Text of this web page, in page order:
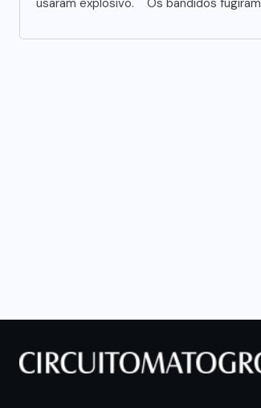
usaram explosivo. Os bandidos fugiram